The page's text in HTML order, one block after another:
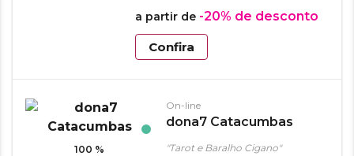
a partir de -20% de desconto
Confira
100 %
On-line
dona7 Catacumbas
"Tarot e Baralho Cigano"